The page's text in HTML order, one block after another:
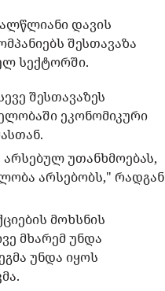
დავის
შესთავაზა
სექტორში.
შესთავაზეს
ეკონომიკური
არსებულ უთანხმოებას,
არსებობს," რადგან
მოხსნის
მხარემ უნდა
უნდა იყოს